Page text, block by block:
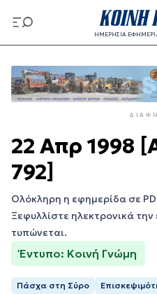
προς
το
περιεχόμενο
ΗΜΕΡΗΣΙΑ
προς
το
κυρίως
22 Απρ 1998
792]
Ολόκληρη η εφημερίδα σε
Ξεφυλλίστε ηλεκτρονικά
τυπώνεται.
Έντυπο: Κοινή Γνώμη
Πάσχα στη Σύρο